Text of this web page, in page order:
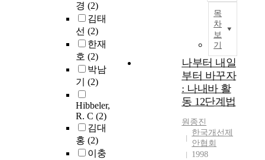
경 (2)
김태
선 (2)
한재
호 (2)
박남
기 (2)
Hibbeler,
R. C (2)
김대
홍 (2)
이충
목
차
보
기
나부터 내일
부터 바꾸자
: 나내바 활
동 12단계법
원종진
한국개선제
안협회
1998